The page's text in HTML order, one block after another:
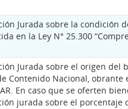
Jurada sobre la condición
en la Ley N° 25.300
Jurada sobre el origen
Contenido Nacional,
En caso que se oferten
jurada sobre el